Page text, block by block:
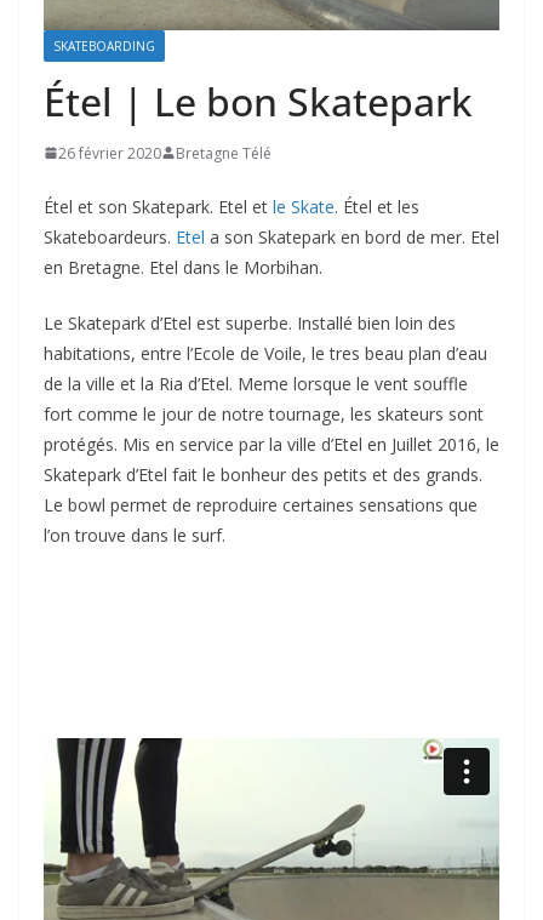
SKATEBOARDING
Étel | Le bon Skatepark
26 février 2020 Bretagne Télé
Étel et son Skatepark. Etel et le Skate. Étel et les
Skateboardeurs. Etel a son Skatepark en bord de mer. Etel
en Bretagne. Etel dans le Morbihan.
Le Skatepark d’Etel est superbe. Installé bien loin des
habitations, entre l’Ecole de Voile, le tres beau plan d’eau
de la ville et la Ria d’Etel. Meme lorsque le vent souffle
fort comme le jour de notre tournage, les skateurs sont
protégés. Mis en service par la ville d’Etel en Juillet 2016, le
Skatepark d’Etel fait le bonheur des petits et des grands.
Le bowl permet de reproduire certaines sensations que
l’on trouve dans le surf.